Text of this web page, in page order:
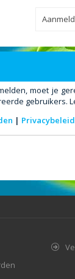
moet je
gebruikers.
| Privacybeleid